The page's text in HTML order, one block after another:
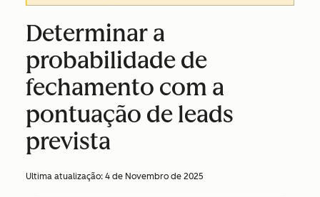
Determinar a
probabilidade de
fechamento com a
pontuação de leads
prevista
Ultima atualização: 4 de Novembro de 2025